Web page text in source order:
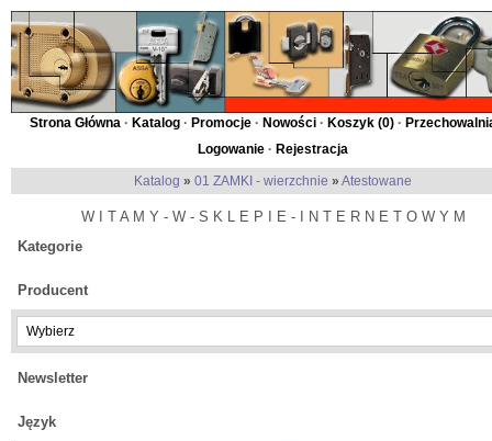
Strona Główna · Katalog · Promocje · Nowości · Koszyk (0) ·
Logowanie · Rejestracja
Katalog » 01 ZAMKI - wierzchnie » Atestowane
W I T A M Y - W - S K L E P I E - I N T E R N E T O W Y M
Kategorie
Producent
Newsletter
Język